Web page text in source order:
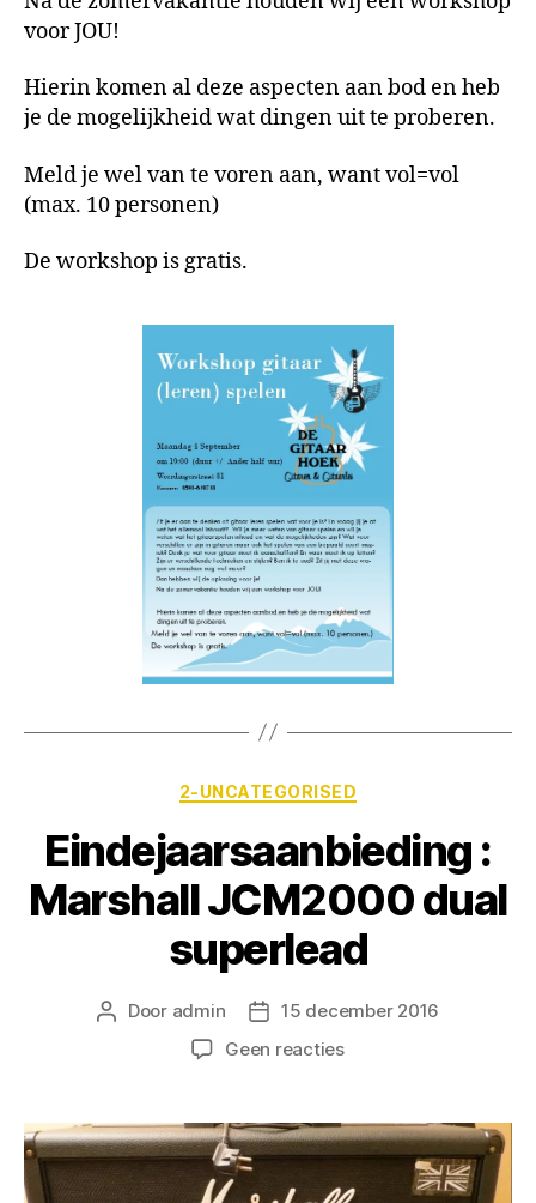
voor JOU!
Hierin komen al deze aspecten aan bod en heb
je de mogelijkheid wat dingen uit te proberen.
Meld je wel van te voren aan, want vol=vol
(max. 10 personen)
De workshop is gratis.
2-UNCATEGORISED
Eindejaarsaanbieding :
Marshall JCM2000 dual
superlead
Door admin
15 december 2016
Geen reacties